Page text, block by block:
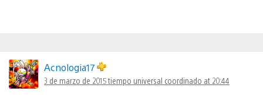
Acnologia17
3 de marzo de 2015 tiempo universal coordinado at 20:44